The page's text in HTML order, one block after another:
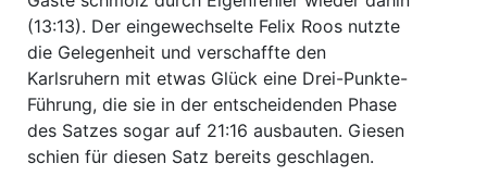
(13:13). Der eingewechselte Felix Roos nutzte
die Gelegenheit und verschaffte den
Karlsruhern mit etwas Glück eine Drei-Punkte-
Führung, die sie in der entscheidenden Phase
des Satzes sogar auf 21:16 ausbauten. Giesen
schien für diesen Satz bereits geschlagen.